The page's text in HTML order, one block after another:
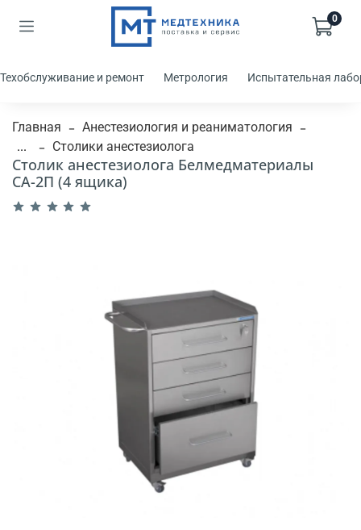
0
Техобслуживание и ремонт Метрология Испытательная
Главная
Анестезиология и реаниматология
...
Столики анестезиолога
Столик анестезиолога Белмедматериалы
СА-2П (4 ящика)